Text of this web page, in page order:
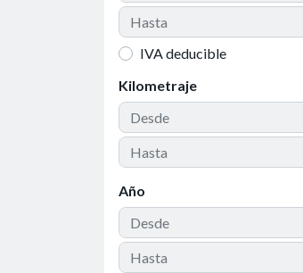
IVA deducible
Kilometraje
Año